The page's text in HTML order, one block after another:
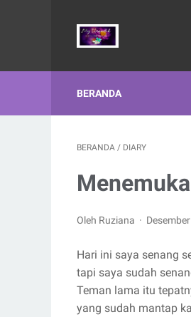
BERANDA
BERANDA / DIARY
Oleh Ruziana
Hari ini saya senang
tapi saya sudah
Teman lama itu
yang sudah mantap